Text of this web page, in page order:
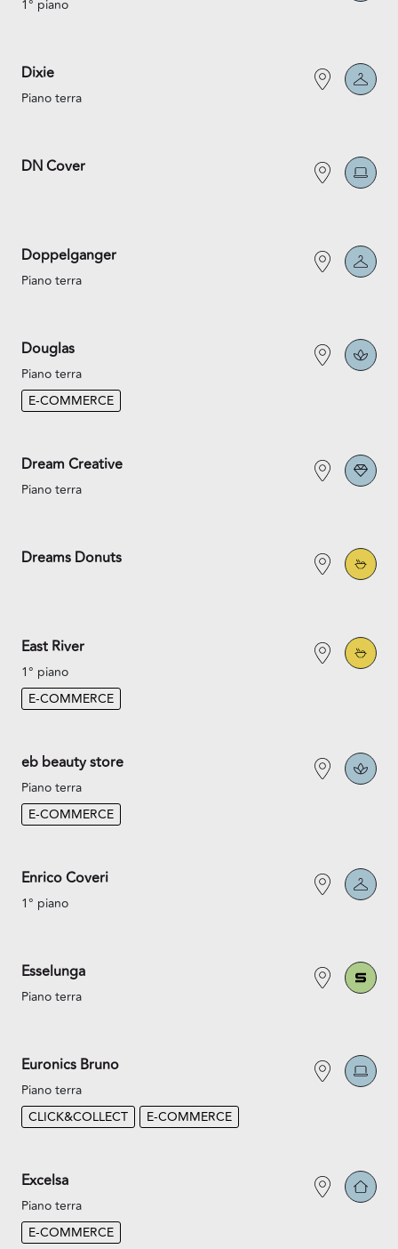
1° piano
Dixie
Piano terra
DN Cover
Doppelganger
Piano terra
Douglas
Piano terra
E-COMMERCE
Dream Creative
Piano terra
Dreams Donuts
East River
1° piano
E-COMMERCE
eb beauty store
Piano terra
E-COMMERCE
Enrico Coveri
1° piano
Esselunga
Piano terra
Euronics Bruno
Piano terra
CLICK&COLLECT
E-COMMERCE
Excelsa
Piano terra
E-COMMERCE